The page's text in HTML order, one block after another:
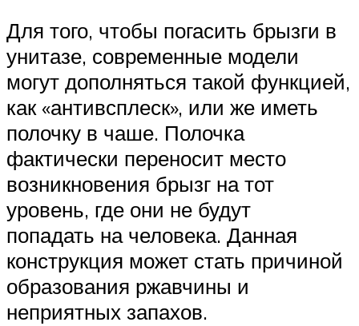
Для того, чтобы погасить брызги в
унитазе, современные модели
могут дополняться такой функцией,
как «антивсплеск», или же иметь
полочку в чаше. Полочка
фактически переносит место
возникновения брызг на тот
уровень, где они не будут
попадать на человека. Данная
конструкция может стать причиной
образования ржавчины и
неприятных запахов.